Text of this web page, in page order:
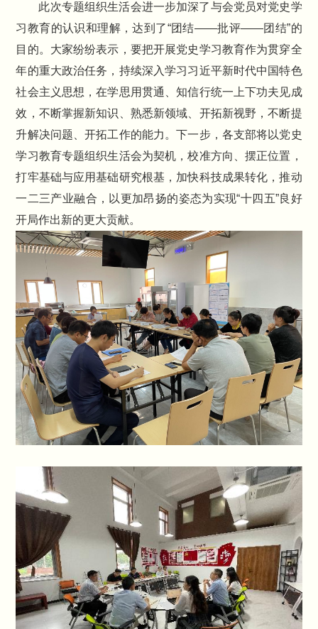
此次专题组织生活会进一步加深了与会党员对党史学
习教育的认识和理解，达到了“团结——批评——团结”的
目的。大家纷纷表示，要把开展党史学习教育作为贯穿全
年的重大政治任务，持续深入学习习近平新时代中国特色
社会主义思想，在学思用贯通、知信行统一上下功夫见成
效，不断掌握新知识、熟悉新领域、开拓新视野，不断提
升解决问题、开拓工作的能力。下一步，各支部将以党史
学习教育专题组织生活会为契机，校准方向、摆正位置，
打牢基础与应用基础研究根基，加快科技成果转化，推动
一二三产业融合，以更加昂扬的姿态为实现“十四五”良好
开局作出新的更大贡献。